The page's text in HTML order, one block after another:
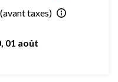
taxes)
01 août